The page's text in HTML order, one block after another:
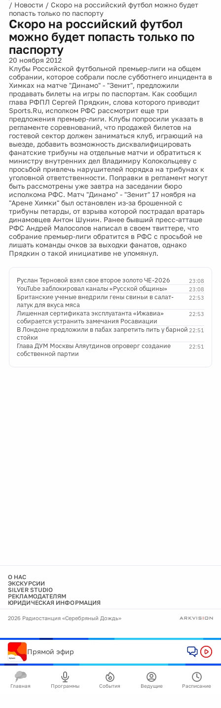
/ Новости / Скоро на российский футбол можно будет
попасть только по паспорту
Скоро на российский футбол
можно будет попасть только по
паспорту
20 ноября 2012
Клубы Российской футбольной премьер-лиги на общем
собрании, которое собрали после субботнего инцидента в
Химках на матче "Динамо" - "Зенит", предложили
продавать билеты на игры по паспортам. Как сообщил
глава РФПЛ Сергей Прядкин, слова которого приводит
Sports.Ru, исполком РФС рассмотрит еще три
предложения премьер-лиги. Клубы попросили указать в
регламенте соревнований, что продажей билетов на
гостевой сектор должен заниматься клуб, играющий на
выезде, добавить возможность дисквалифицировать
фанатские трибуны на отдельные матчи и обратиться к
министру внутренних дел Владимиру Колокольцеву с
просьбой привлечь нарушителей порядка на трибунах к
уголовной ответственности. Поправки в регламент могут
быть рассмотрены уже завтра на заседании бюро
исполкома РФС. Матч "Динамо" - "Зенит" 17 ноября на
"Арене Химки" был остановлен из-за брошенной с
трибуны петарды, от взрыва которой пострадал вратарь
динамовцев Антон Шунин. Ранее бывший пресс-атташе
РФС Андрей Малосолов написал в своем твиттере, что
собрание премьер-лиги обратится в РФС с просьбой не
лишать команды очков за выходки фанатов, однако
Прядкин о такой инициативе не упомянул.
23:08
Руслан Терновой взял свое второе золото ЧЕ-2026
23:08
YouTube заблокировал каналы «Русской общины»
22:53
Британские ученые внедрили гены свиньи в салат-
латук для вкуса мяса
22:53
Лишенная сертификата эксплуатанта «Ижавиа»
собирается устранить замечания Росавиации
22:51
В Лондоне предложили в пабах запретить пить у барной
стойки
22:51
Глава ДУМ Москвы Аляутдинов опроверг создание
собственной партии
О НАС
ЭКСКУРСИИ
SILVER STUDIO
РЕКЛАМОДАТЕЛЯМ
ЮРИДИЧЕСКАЯ ИНФОРМАЦИЯ
2026 Радиостанция «Серебряный Дождь»
Прямой эфир
Главная Программы События Ведущие Расписание